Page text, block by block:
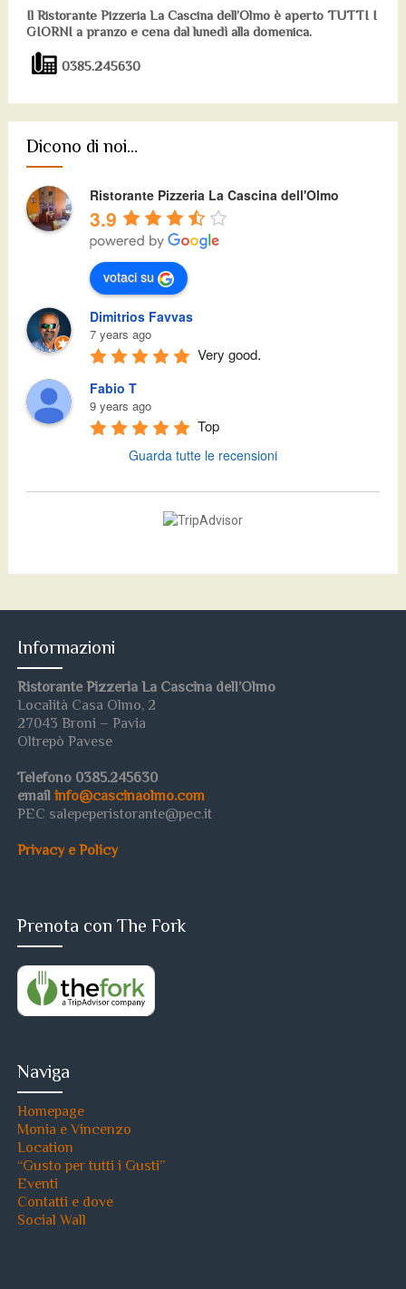
Il Ristorante Pizzeria La Cascina dell’Olmo è aperto TUTTI I
GIORNI a pranzo e cena dal lunedì alla domenica.
0385.245630
Dicono di noi…
Ristorante Pizzeria La Cascina dell'Olmo
3.9
votaci su
Dimitrios Favvas
7 years ago
Very good.
Fabio T
9 years ago
Top
Guarda tutte le recensioni
Informazioni
Ristorante Pizzeria La Cascina dell’Olmo
Località Casa Olmo, 2
27043 Broni – Pavia
Oltrepò Pavese
Telefono 0385.245630
email info@cascinaolmo.com
PEC salepeperistorante@pec.it
Privacy e Policy
Prenota con The Fork
Naviga
Homepage
Monia e Vincenzo
Location
“Gusto per tutti i Gusti”
Eventi
Contatti e dove
Social Wall